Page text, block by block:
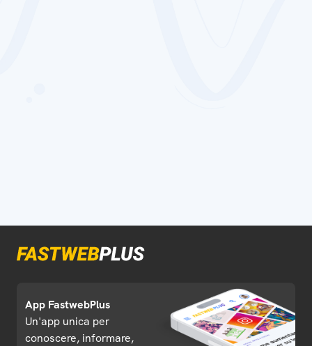
App FastwebPlus
Un'app unica per
conoscere, informare,